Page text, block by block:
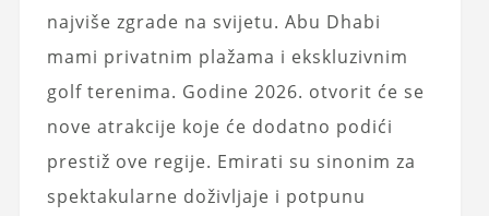
najviše zgrade na svijetu. Abu Dhabi
mami privatnim plažama i ekskluzivnim
golf terenima. Godine 2026. otvorit će se
nove atrakcije koje će dodatno podići
prestiž ove regije. Emirati su sinonim za
spektakularne doživljaje i potpunu